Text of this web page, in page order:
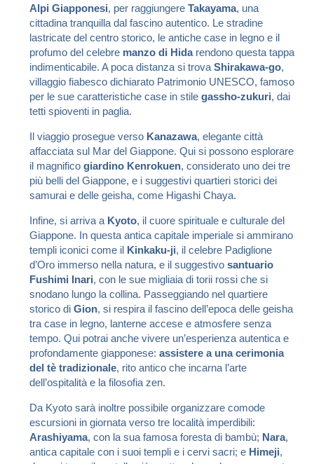
Alpi Giapponesi, per raggiungereTakayama, una
cittadina tranquilla dal fascino autentico. Le stradine
lastricate del centro storico, le antiche case in legno e il
profumo del celebre manzo di Hidarendono questa tappa
indimenticabile. A poca distanza si trovaShirakawa-go,
villaggio fiabesco dichiarato Patrimonio UNESCO, famoso
per le sue caratteristiche case in stilegassho-zukuri, dai
tetti spioventi in paglia.
Il viaggio prosegue verso Kanazawa, elegante città
affacciata sul Mar del Giappone. Qui si possono esplorare
il magnificogiardino Kenrokuen, considerato uno dei tre
più belli del Giappone, e i suggestivi quartieri storici dei
samurai e delle geisha, come Higashi Chaya.
Infine, si arriva a Kyoto, il cuore spirituale e culturale del
Giappone. In questa antica capitale imperiale si ammirano
templi iconici come il Kinkaku-ji, il celebre Padiglione
d’Oro immerso nella natura, e il suggestivosantuario
Fushimi Inari, con le sue migliaia di torii rossi che si
snodano lungo la collina. Passeggiando nel quartiere
storico diGion, si respira il fascino dell’epoca delle geisha
tra case in legno, lanterne accese e atmosfere senza
tempo. Qui potrai anche vivere un’esperienza autentica e
profondamente giapponese:assistere a una cerimonia
del tè tradizionale, rito antico che incarna l’arte
dell’ospitalità e la filosofia zen.
Da Kyoto sarà inoltre possibile organizzare comode
escursioni in giornata verso tre località imperdibili:
Arashiyama, con la sua famosa foresta di bambù; Nara,
antica capitale con i suoi templi e i cervi sacri; e Himeji,